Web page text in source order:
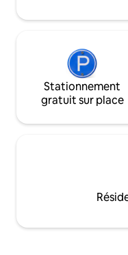
Stationnement
gratuit sur place